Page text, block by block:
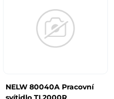
NELW 80040A Pracovní